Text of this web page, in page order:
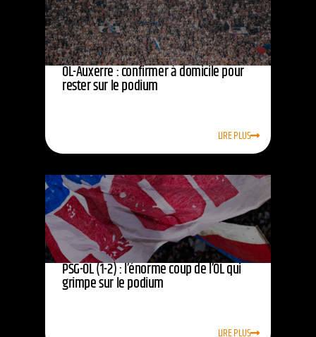
OL-Auxerre : confirmer à domicile pour
rester sur le podium
LIRE PLUS
PSG-OL (1-2) : l’énorme coup de l’OL qui
grimpe sur le podium
LIRE PLUS